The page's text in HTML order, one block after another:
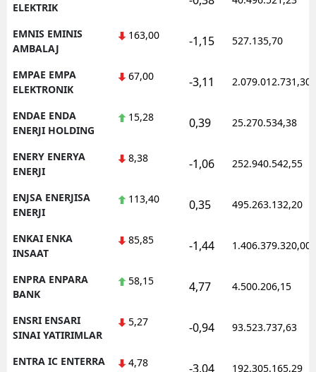
ELEKTRIK
EMNIS EMINIS
AMBALAJ
163,00 -1,15 527.135,70
EMPAE EMPA
ELEKTRONIK
67,00 -3,11 2.079.012.731,30
ENDAE ENDA
ENERJI HOLDING
15,28 0,39 25.270.534,38
ENERY ENERYA
ENERJI
8,38 -1,06 252.940.542,55
ENJSA ENERJISA
ENERJI
113,40 0,35 495.263.132,20
ENKAI ENKA
INSAAT
85,85 -1,44 1.406.379.320,00
ENPRA ENPARA
BANK
58,15 4,77 4.500.206,15
ENSRI ENSARI
SINAI YATIRIMLAR
5,27 -0,94 93.523.737,63
ENTRA IC ENTERRA
4,78 -3,04 192.305.165,29